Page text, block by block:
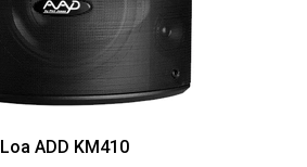
Loa ADD KM410